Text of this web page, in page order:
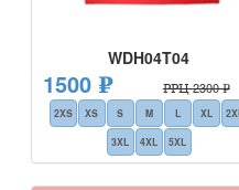
WDH04T04
1500 ₽ РРЦ 2300 ₽
2XS XS S M L XL
3XL
4XL 5XL